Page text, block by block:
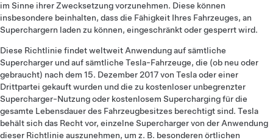
im Sinne ihrer Zwecksetzung vorzunehmen. Diese können
insbesondere beinhalten, dass die Fähigkeit Ihres Fahrzeuges, an
Superchargern laden zu können, eingeschränkt oder gesperrt wird.
Diese Richtlinie findet weltweit Anwendung auf sämtliche
Supercharger und auf sämtliche Tesla-Fahrzeuge, die (ob neu oder
gebraucht) nach dem 15. Dezember 2017 von Tesla oder einer
Drittpartei gekauft wurden und die zu kostenloser unbegrenzter
Supercharger-Nutzung oder kostenlosem Supercharging für die
gesamte Lebensdauer des Fahrzeugbesitzes berechtigt sind. Tesla
behält sich das Recht vor, einzelne Supercharger von der Anwendung
dieser Richtlinie auszunehmen, um z. B. besonderen örtlichen